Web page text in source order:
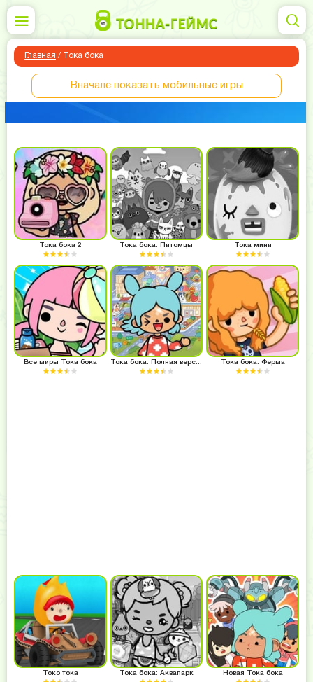
Главная / Тока бока
Вначале показать мобильные игры
Тока бока 2 Тока бока: Питомцы Тока мини
Все миры Тока бока Тока бока: Полная версия Тока бока: Ферма
Токо тока Тока бока: Аквапарк Новая Тока бока